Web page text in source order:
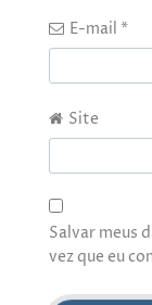
E-mail *
Site
Salvar meus
vez que eu